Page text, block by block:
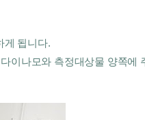
게 됩니다.
이나모와 측정대상물 양쪽에